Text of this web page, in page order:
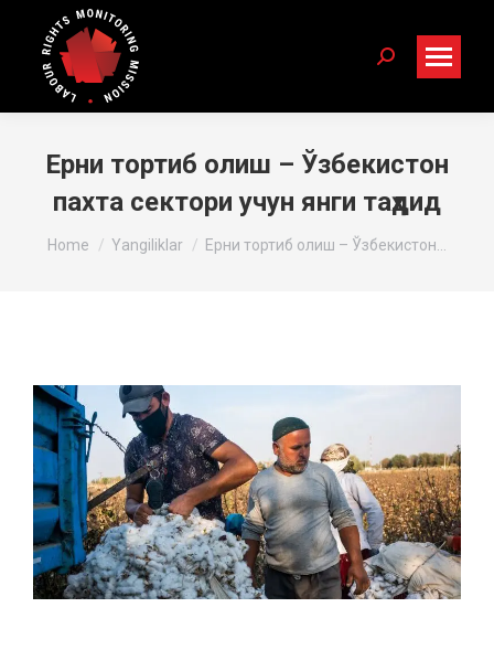
Search:
Ерни тортиб олиш – Ўзбекистон
пахта сектори учун янги таҳдид
You are here:
Home Yangiliklar Ерни тортиб олиш – Ўзбекистон…